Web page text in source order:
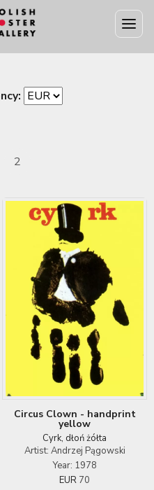
2
Circus Clown - handprint
yellow
Cyrk, dłoń żółta
Artist: Andrzej Pągowski
Year: 1978
EUR 70